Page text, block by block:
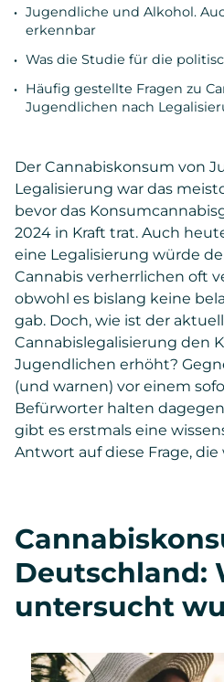
Jugendliche und Alkohol.
erkennbar
Was die Studie für die
Häufig gestellte Fragen zu
Jugendlichen nach
Der Cannabiskonsum von
Legalisierung war das
bevor das
2024 in Kraft trat. Auch
eine Legalisierung würde
Cannabis verherrlichen oft
obwohl es bislang keine
gab. Doch, wie ist der
Cannabislegalisierung den
Jugendlichen erhöht?
(und warnen) vor einem
Befürworter halten
gibt es erstmals eine
Antwort auf diese Frage,
Deutschland:
untersucht